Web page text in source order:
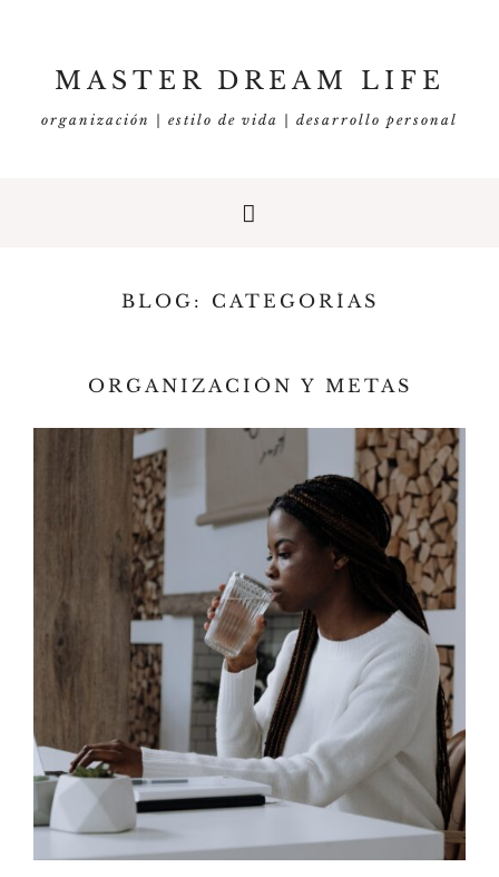
MASTER DREAM LIFE
organización | estilo de vida | desarrollo personal
BLOG: CATEGORÍAS
ORGANIZACIÓN Y METAS